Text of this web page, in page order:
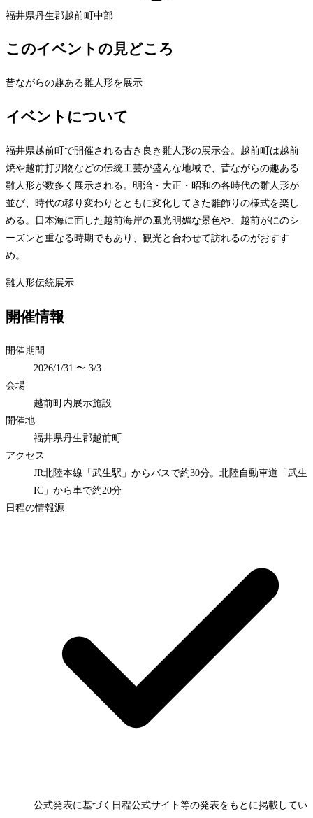
福井県丹生郡越前町中部
このイベントの見どころ
昔ながらの趣ある雛人形を展示
イベントについて
福井県越前町で開催される古き良き雛人形の展示会。越前町は越前
焼や越前打刃物などの伝統工芸が盛んな地域で、昔ながらの趣ある
雛人形が数多く展示される。明治・大正・昭和の各時代の雛人形が
並び、時代の移り変わりとともに変化してきた雛飾りの様式を楽し
める。日本海に面した越前海岸の風光明媚な景色や、越前がにのシ
ーズンと重なる時期でもあり、観光と合わせて訪れるのがおすす
め。
雛人形伝統展示
開催情報
開催期間
2026/1/31 〜 3/3
会場
越前町内展示施設
開催地
福井県丹生郡越前町
アクセス
JR北陸本線「武生駅」からバスで約30分。北陸自動車道「武生
IC」から車で約20分
日程の情報源
公式発表に基づく日程公式サイト等の発表をもとに掲載してい